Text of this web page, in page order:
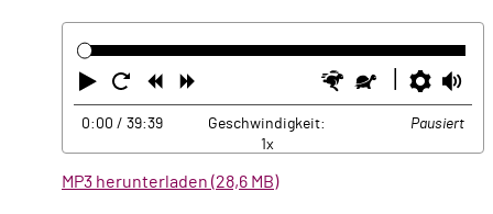
Abspielen
Neustart
Zurück Schneller
Langsamer
0:00 / 39:39
Geschwindigkeit:
1x
Pausiert
MP3 herunterladen (28,6 MB)